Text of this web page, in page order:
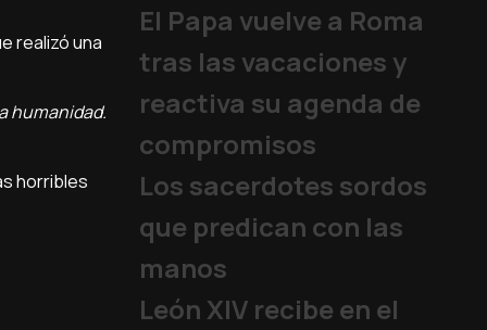
realizó una
humanidad.
horribles
El Papa vuelve a Roma
tras las vacaciones y
reactiva su agenda de
compromisos
Los sacerdotes sordos
que predican con las
manos
León XIV recibe en el